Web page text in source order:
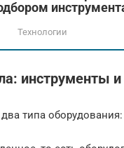
Технологии
инструменты и
типа оборудования: